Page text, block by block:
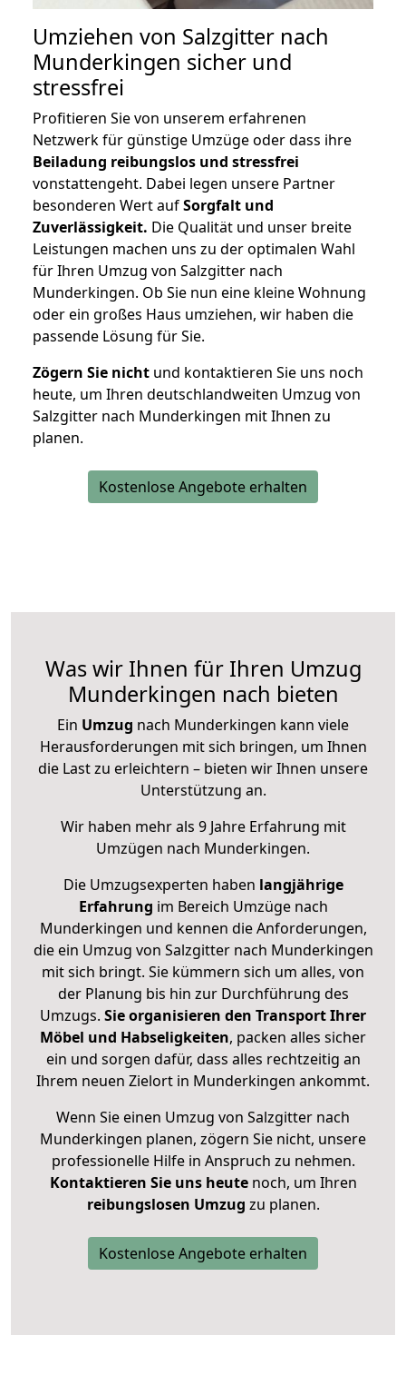
Umziehen von Salzgitter nach
Munderkingen sicher und
stressfrei
Profitieren Sie von unserem erfahrenen
Netzwerk für günstige Umzüge oder dass ihre
Beiladung reibungslos und stressfrei
vonstattengeht. Dabei legen unsere Partner
besonderen Wert aufSorgfalt und
Zuverlässigkeit. Die Qualität und unser breite
Leistungen machen uns zu der optimalen Wahl
für Ihren Umzug von Salzgitter nach
Munderkingen. Ob Sie nun eine kleine Wohnung
oder ein großes Haus umziehen, wir haben die
passende Lösung für Sie.
Zögern Sie nicht und kontaktieren Sie uns noch
heute, um Ihren deutschlandweiten Umzug von
Salzgitter nach Munderkingen mit Ihnen zu
planen.
Kostenlose Angebote erhalten
Was wir Ihnen für Ihren Umzug
Munderkingen nach bieten
Ein Umzug nach Munderkingen kann viele
Herausforderungen mit sich bringen, um Ihnen
die Last zu erleichtern – bieten wir Ihnen unsere
Unterstützung an.
Wir haben mehr als 9 Jahre Erfahrung mit
Umzügen nach Munderkingen.
Die Umzugsexperten haben langjährige
Erfahrung im Bereich Umzüge nach
Munderkingen und kennen die Anforderungen,
die ein Umzug von Salzgitter nach Munderkingen
mit sich bringt. Sie kümmern sich um alles, von
der Planung bis hin zur Durchführung des
Umzugs. Sie organisieren den Transport Ihrer
Möbel und Habseligkeiten, packen alles sicher
ein und sorgen dafür, dass alles rechtzeitig an
Ihrem neuen Zielort in Munderkingen ankommt.
Wenn Sie einen Umzug von Salzgitter nach
Munderkingen planen, zögern Sie nicht, unsere
professionelle Hilfe in Anspruch zu nehmen.
Kontaktieren Sie uns heutenoch, um Ihren
reibungslosen Umzug zu planen.
Kostenlose Angebote erhalten